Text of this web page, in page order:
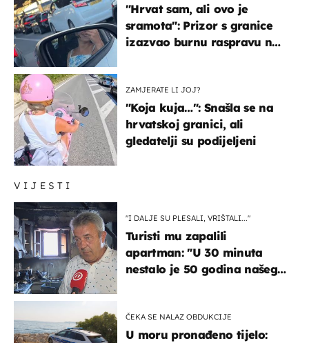
VIJESTI
"I DALJE SU PLESALI, VRIŠTALI..."
Turisti mu zapalili
apartman: "U 30 minuta
nestalo je 50 godina našeg
ČEKA SE NALAZ OBDUKCIJE
U moru pronađeno tijelo:
"Hrvat sam, ali ovo je
sramota": Prizor s granice
izazvao burnu raspravu na
ZAMJERATE LI JOJ?
"Koja kuja…": Snašla se na
hrvatskoj granici, ali
gledatelji su podijeljeni